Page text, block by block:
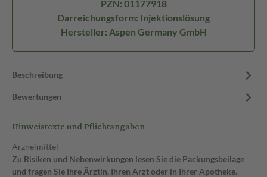
PZN: 01177918
Darreichungsform: Injektionslösung
Hersteller: Aspen Germany GmbH
Beschreibung
Bewertungen
Hinweistexte und Pflichtangaben
Arzneimittel
Zu Risiken und Nebenwirkungen lesen Sie die Packungsbeilage
und fragen Sie Ihre Ärztin, Ihren Arzt oder in Ihrer Apotheke.